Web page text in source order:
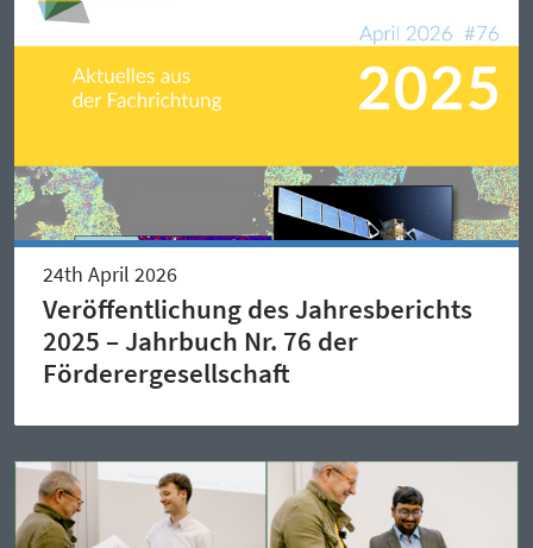
24th April 2026
Veröffentlichung des Jahresberichts
2025 – Jahrbuch Nr. 76 der
Förderergesellschaft